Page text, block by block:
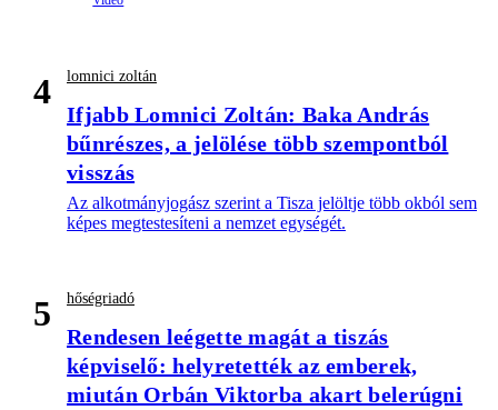
4 lomnici zoltán
Ifjabb Lomnici Zoltán: Baka András
bűnrészes, a jelölése több szempontból
visszás
Az alkotmányjogász szerint a Tisza jelöltje több okból sem
képes megtestesíteni a nemzet egységét.
5 hőségriadó
Rendesen leégette magát a tiszás
képviselő: helyretették az emberek,
miután Orbán Viktorba akart belerúgni